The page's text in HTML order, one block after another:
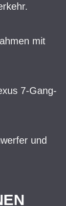
mit
7-Gang-
und